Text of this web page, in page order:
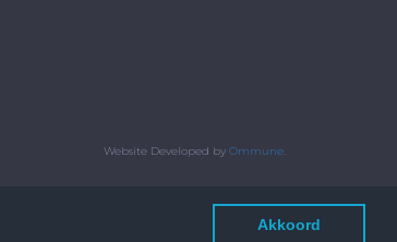
Akkoord
Website Developed by Ommune